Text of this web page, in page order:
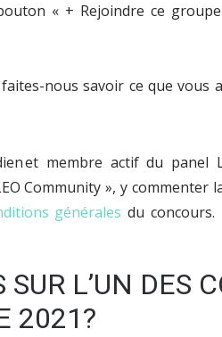
« + Rejoindre ce
nous savoir ce que vous
et membre actif du panel
Community », y commenter
générales du
L’UN DES
2021?